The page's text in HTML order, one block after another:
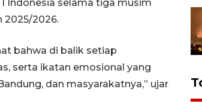
Indonesia selama tiga musim
2025/2026.
bahwa di balik setiap
serta ikatan emosional yang
dan masyarakatnya,” ujar